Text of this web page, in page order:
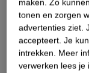
Bekijk ook
MeerNivea Men
Hoe controleren wij de
maken. Zo
tonen en zorgen
advertenties ziet.
accepteert. Je
intrekken. Meer
verwerken lees je